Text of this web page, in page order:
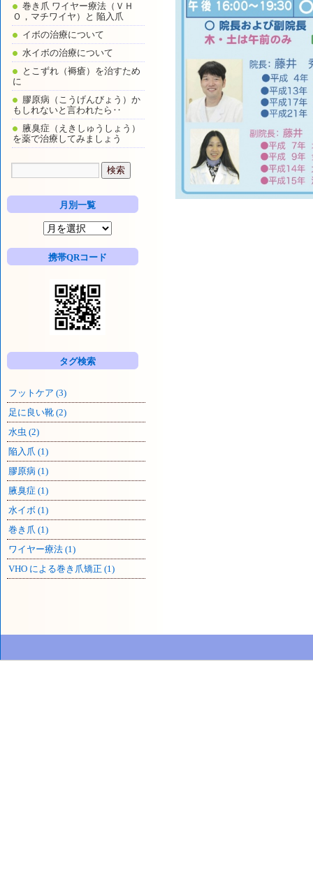
巻き爪 ワイヤー療法（ＶＨ
Ｏ，マチワイヤ）と 陥入爪
イボの治療について
水イボの治療について
とこずれ（褥瘡）を治すため
に
膠原病（こうげんびょう）か
もしれないと言われたら‥
腋臭症（えきしゅうしょう）
を薬で治療してみましょう
月別一覧
月
別
覧
携帯QRコード
タグ検索
フットケア (3)
足に良い靴 (2)
水虫 (2)
陥入爪 (1)
膠原病 (1)
腋臭症 (1)
水イボ (1)
巻き爪 (1)
ワイヤー療法 (1)
VHO による巻き爪矯正 (1)